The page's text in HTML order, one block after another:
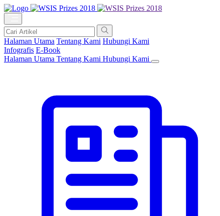
Halaman Utama Tentang Kami Hubungi Kami
Infografis E-Book
Halaman Utama Tentang Kami Hubungi Kami